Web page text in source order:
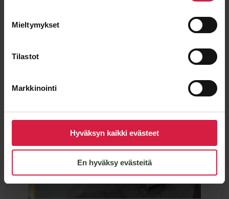
Mieltymykset
Tilastot
Markkinointi
Hyväksyn kaikki evästeet
En hyväksy evästeitä